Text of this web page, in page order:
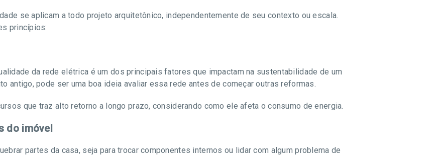
se aplicam a todo projeto arquitetônico, independentemente de seu contexto ou escala.
princípios:
da rede elétrica é um dos principais fatores que impactam na sustentabilidade de um
antigo, pode ser uma boa ideia avaliar essa rede antes de começar outras reformas.
que traz alto retorno a longo prazo, considerando como ele afeta o consumo de energia.
do imóvel
partes da casa, seja para trocar componentes internos ou lidar com algum problema de